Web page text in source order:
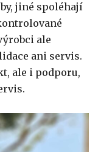
jiné spoléhají
ale
ani servis.
ale i podporu,